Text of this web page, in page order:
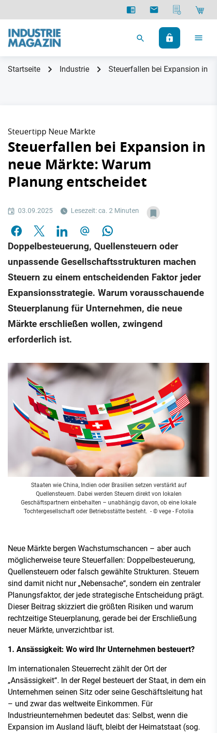
Startseite Industrie Steuerfallen bei Expansion in
Steuertipp Neue Märkte
Steuerfallen bei Expansion in
neue Märkte: Warum
Planung entscheidet
03.09.2025 Lesezeit: ca. 2 Minuten
Doppelbesteuerung, Quellensteuern oder
unpassende Gesellschaftsstrukturen machen
Steuern zu einem entscheidenden Faktor jeder
Expansionsstrategie. Warum vorausschauende
Steuerplanung für Unternehmen, die neue
Märkte erschließen wollen, zwingend
erforderlich ist.
Staaten wie China, Indien oder Brasilien setzen verstärkt auf
Quellensteuern. Dabei werden Steuern direkt von lokalen
Geschäftspartnern einbehalten – unabhängig davon, ob eine lokale
Tochtergesellschaft oder Betriebsstätte besteht. - © vege - Fotolia
Neue Märkte bergen Wachstumschancen – aber auch
möglicherweise teure Steuerfallen: Doppelbesteuerung,
Quellensteuern oder falsch gewählte Strukturen. Steuern
sind damit nicht nur „Nebensache“, sondern ein zentraler
Planungsfaktor, der jede strategische Entscheidung prägt.
Dieser Beitrag skizziert die größten Risiken und warum
rechtzeitige Steuerplanung, gerade bei der Erschließung
neuer Märkte, unverzichtbar ist.
1. Ansässigkeit: Wo wird Ihr Unternehmen besteuert?
Im internationalen Steuerrecht zählt der Ort der
„Ansässigkeit“. In der Regel besteuert der Staat, in dem ein
Unternehmen seinen Sitz oder seine Geschäftsleitung hat
– und zwar das weltweite Einkommen. Für
Industrieunternehmen bedeutet das: Selbst, wenn die
Expansion im Ausland läuft, bleibt der Heimatstaat (sog.